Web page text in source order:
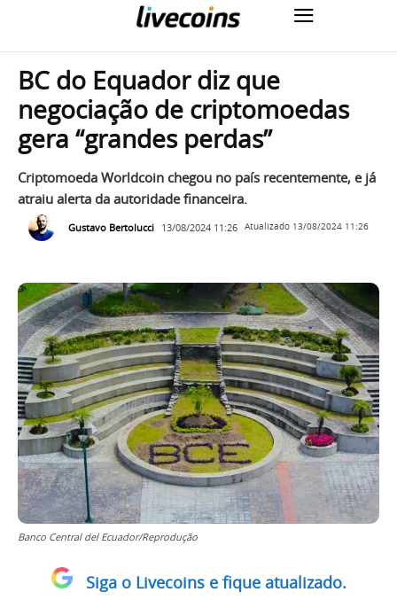
BC do Equador diz que
negociação de criptomoedas
gera “grandes perdas”
Criptomoeda Worldcoin chegou no país recentemente, e já
atraiu alerta da autoridade financeira.
Gustavo Bertolucci 13/08/2024 11:26 Atualizado 13/08/2024 11:26
Banco Central del Ecuador/Reprodução
Siga o Livecoins e fique atualizado.